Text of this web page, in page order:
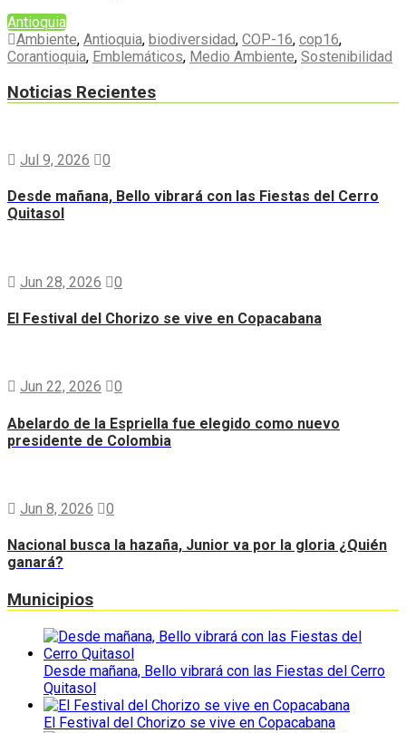
Antioquia
Ambiente, Antioquia, biodiversidad, COP-16, cop16,
Corantioquia, Emblemáticos, Medio Ambiente, Sostenibilidad
Noticias Recientes
Jul 9, 2026 0
Desde mañana, Bello vibrará con las Fiestas del Cerro
Quitasol
Jun 28, 2026 0
El Festival del Chorizo se vive en Copacabana
Jun 22, 2026 0
Abelardo de la Espriella fue elegido como nuevo
presidente de Colombia
Jun 8, 2026 0
Nacional busca la hazaña, Junior va por la gloria ¿Quién
ganará?
Municipios
Desde mañana, Bello vibrará con las Fiestas del Cerro
Quitasol
El Festival del Chorizo se vive en Copacabana